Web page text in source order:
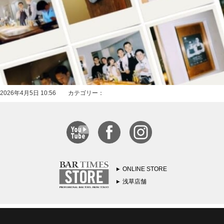
2026年4月5日 10:56 カテゴリー：
ONLINE STORE
浅草店舗